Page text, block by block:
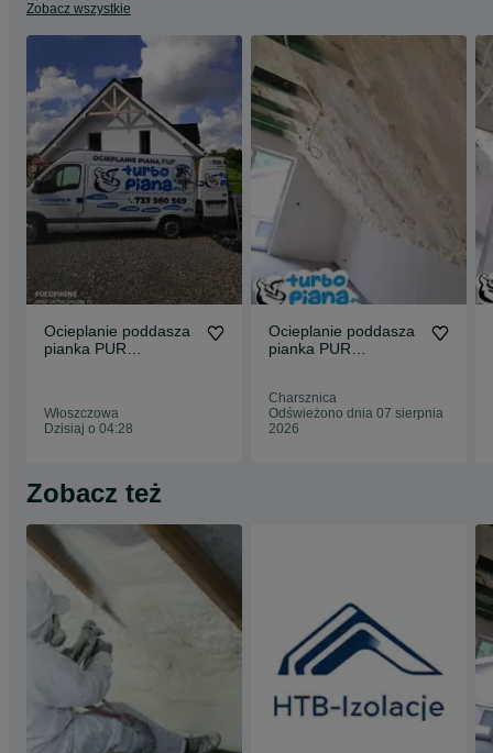
Zobacz wszystkie
Ocieplanie poddasza
pianka PUR
Włoszczowa
Dzisiaj o 04:28
Ocieplanie poddasza
pianka PUR
Charsznica
Odświeżono dnia 07 sierpnia
2026
Zobacz też